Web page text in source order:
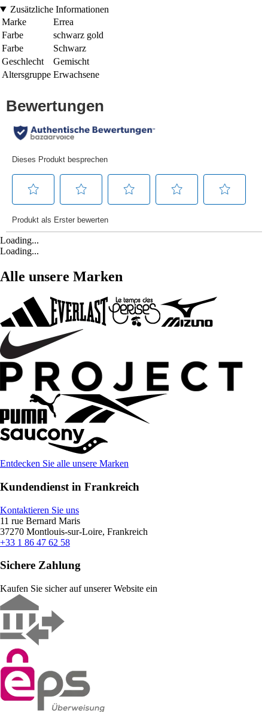
Zusätzliche Informationen
Marke
Errea
Farbe
schwarz gold
Farbe
Schwarz
Geschlecht
Gemischt
Altersgruppe Erwachsene
Loading...
Loading...
Alle unsere Marken
Entdecken Sie alle unsere Marken
Kundendienst in Frankreich
Kontaktieren Sie uns
11 rue Bernard Maris
37270 Montlouis-sur-Loire, Frankreich
+33 1 86 47 62 58
Sichere Zahlung
Kaufen Sie sicher auf unserer Website ein